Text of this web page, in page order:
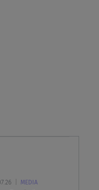
από την
όλη η
MEDIA